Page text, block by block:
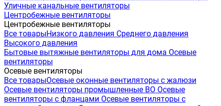
Уличные канальные вентиляторы
Центробежные вентиляторы
Центробежные вентиляторы
Все товарыНизкого давления Среднего давления
Высокого давления
Бытовые вытяжные вентиляторы для дома Осевые
вентиляторы
Осевые вентиляторы
Все товарыОсевые оконные вентиляторы с жалюзи
Осевые вентиляторы промышленные ВО Осевые
вентиляторы с фланцами Осевые вентиляторы с